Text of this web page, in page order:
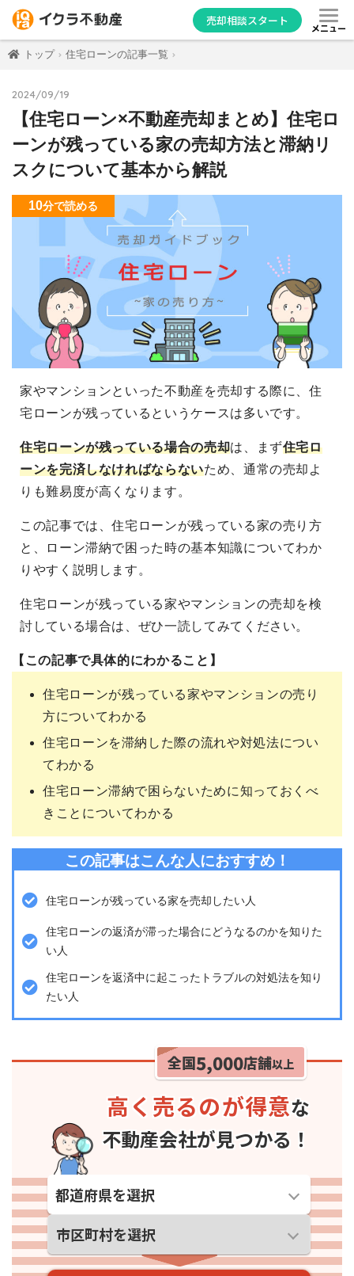
売却相談スタート
メニュー
トップ 住宅ローンの記事一覧
2024/09/19
【住宅ローン×不動産売却まとめ】住宅ロ
ーンが残っている家の売却方法と滞納リ
スクについて基本から解説
10分で読める
家やマンションといった不動産を売却する際に、住
宅ローンが残っているというケースは多いです。
住宅ローンが残っている場合の売却は、まず住宅ロ
ーンを完済しなければならないため、通常の売却よ
りも難易度が高くなります。
この記事では、住宅ローンが残っている家の売り方
と、ローン滞納で困った時の基本知識についてわか
りやすく説明します。
住宅ローンが残っている家やマンションの売却を検
討している場合は、ぜひ一読してみてください。
【この記事で具体的にわかること】
住宅ローンが残っている家やマンションの売り
方についてわかる
住宅ローンを滞納した際の流れや対処法につい
てわかる
住宅ローン滞納で困らないために知っておくべ
きことについてわかる
この記事はこんな人におすすめ！
住宅ローンが残っている家を売却したい人
住宅ローンの返済が滞った場合にどうなるのかを知りた
い人
住宅ローンを返済中に起こったトラブルの対処法を知り
たい人